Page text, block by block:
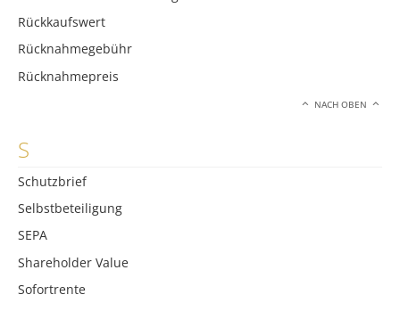
Rückkaufswert
Rücknahmegebühr
Rücknahmepreis
NACH OBEN
S
Schutzbrief
Selbstbeteiligung
SEPA
Shareholder Value
Sofortrente